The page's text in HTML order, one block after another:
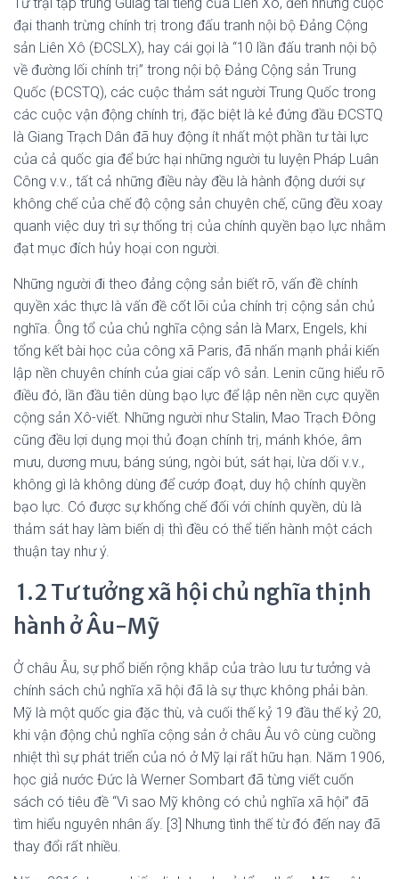
đại thanh trừng chính trị trong đấu tranh nội bộ Đảng Cộng
sản Liên Xô (ĐCSLX), hay cái gọi là “10 lần đấu tranh nội bộ
về đường lối chính trị” trong nội bộ Đảng Cộng sản Trung
Quốc (ĐCSTQ), các cuộc thảm sát người Trung Quốc trong
các cuộc vận động chính trị, đặc biệt là kẻ đứng đầu ĐCSTQ
là Giang Trạch Dân đã huy động ít nhất một phần tư tài lực
của cả quốc gia để bức hại những người tu luyện Pháp Luân
Công v.v., tất cả những điều này đều là hành động dưới sự
không chế của chế độ cộng sản chuyên chế, cũng đều xoay
quanh việc duy trì sự thống trị của chính quyền bạo lực nhằm
đạt mục đích hủy hoại con người.
Những người đi theo đảng cộng sản biết rõ, vấn đề chính
quyền xác thực là vấn đề cốt lõi của chính trị cộng sản chủ
nghĩa. Ông tổ của chủ nghĩa cộng sản là Marx, Engels, khi
tổng kết bài học của công xã Paris, đã nhấn mạnh phải kiến
lập nền chuyên chính của giai cấp vô sản. Lenin cũng hiểu rõ
điều đó, lần đầu tiên dùng bạo lực để lập nên nền cực quyền
cộng sản Xô-viết. Những người như Stalin, Mao Trạch Đông
cũng đều lợi dụng mọi thủ đoạn chính trị, mánh khóe, âm
mưu, dương mưu, báng súng, ngòi bút, sát hại, lừa dối v.v.,
không gì là không dùng để cướp đoạt, duy hộ chính quyền
bạo lực. Có được sự khống chế đối với chính quyền, dù là
thảm sát hay làm biến dị thì đều có thể tiến hành một cách
thuận tay như ý.
1.2 Tư tưởng xã hội chủ nghĩa thịnh
hành ở Âu-Mỹ
Ở châu Âu, sự phổ biến rộng khắp của trào lưu tư tưởng và
chính sách chủ nghĩa xã hội đã là sự thực không phải bàn.
Mỹ là một quốc gia đặc thù, và cuối thế kỷ 19 đầu thế kỷ 20,
khi vận động chủ nghĩa cộng sản ở châu Âu vô cùng cuồng
nhiệt thì sự phát triển của nó ở Mỹ lại rất hữu hạn. Năm 1906,
học giả nước Đức là Werner Sombart đã từng viết cuốn
sách có tiêu đề “Vì sao Mỹ không có chủ nghĩa xã hội” đã
tìm hiểu nguyên nhân ấy. [3] Nhưng tình thế từ đó đến nay đã
thay đổi rất nhiều.